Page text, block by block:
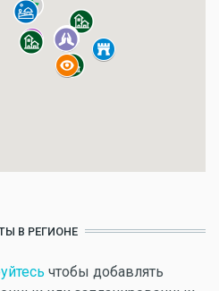
В РЕГИОНЕ
чтобы добавлять